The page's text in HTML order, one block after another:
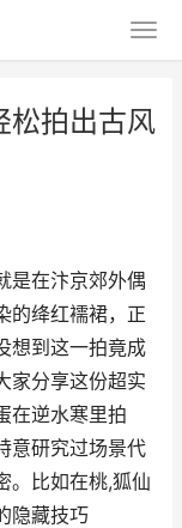
松拍出古风
是在汴京郊外偶
的绛红襦裙，正
想到这一拍竟成
家分享这份超实
在逆水寒里拍
意研究过场景代
。比如在桃,狐仙
隐藏技巧